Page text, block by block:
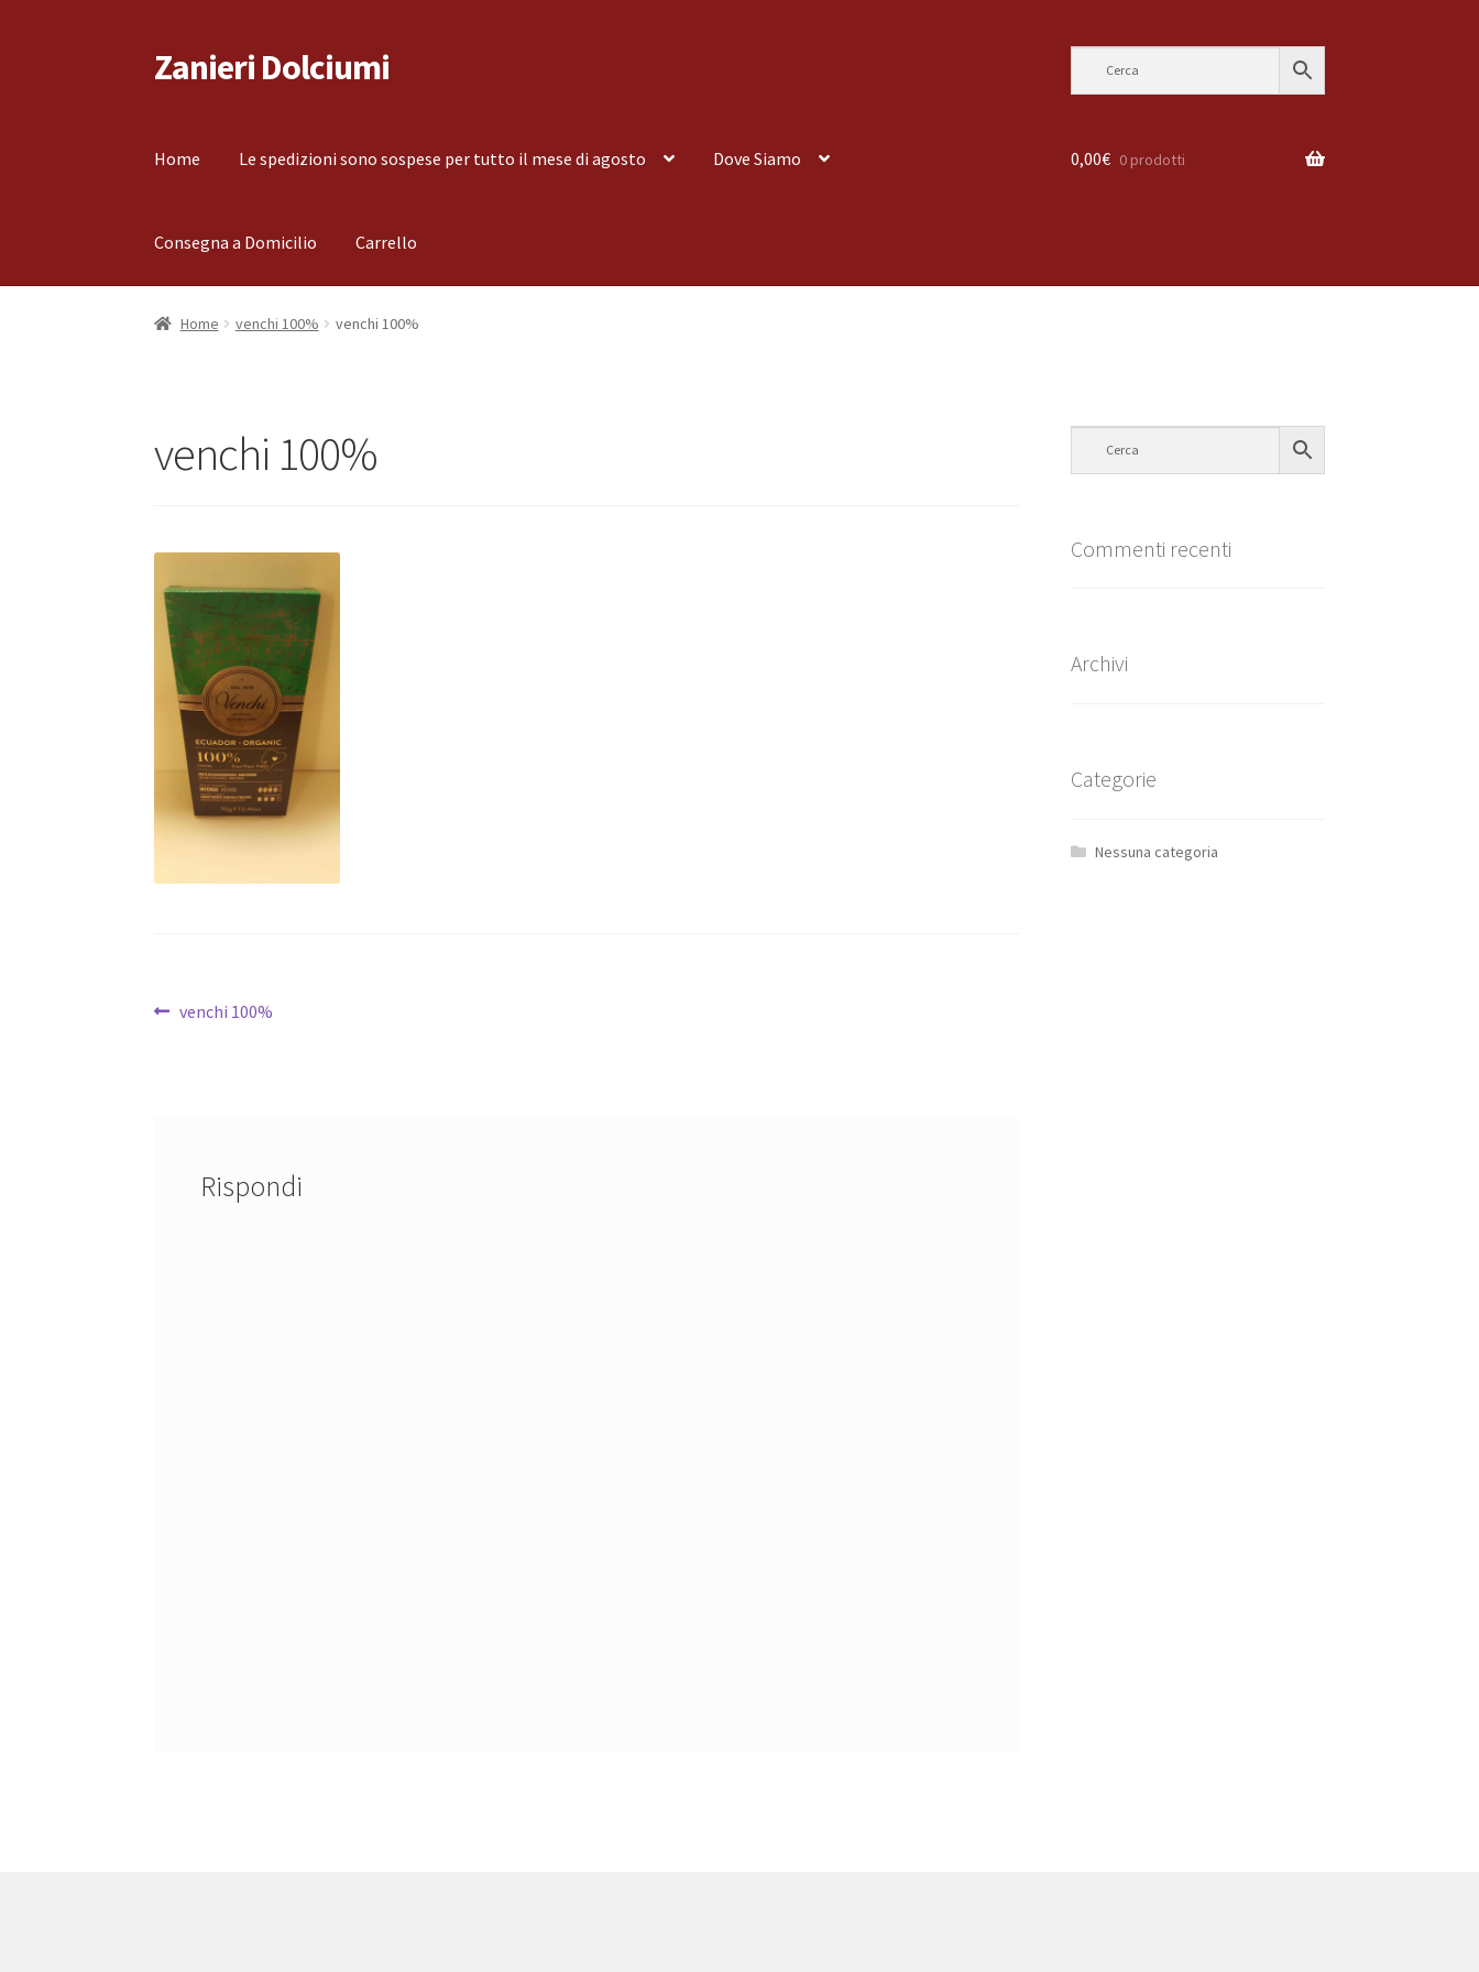
Vai
alla
Vai
al
Zanieri Dolciumi
Home Le spedizioni sono sospese per tutto il mese di agosto Dove Siamo
Consegna a Domicilio Carrello
Home Cassa Condizioni di vendita
0,00€ 0 prodotti
Home venchi 100% venchi 100%
venchi 100%
Navigazione
Articolo
venchi 100%
Rispondi
Commenti recenti
Archivi
Categorie
Nessuna categoria